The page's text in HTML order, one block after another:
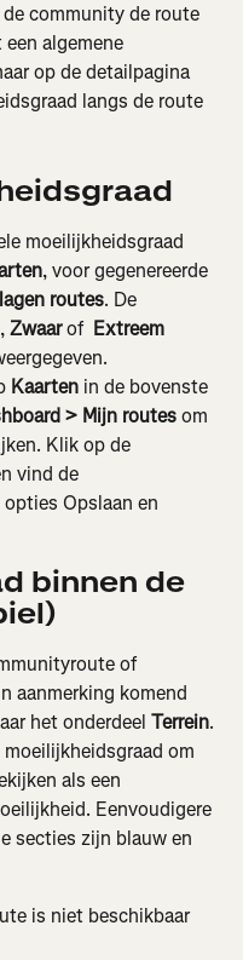
community de route
algemene
op de detailpagina
langs de route
moeilijkheidsgraad
, voor gegenereerde
routes. De
, Zwaar of Extreem
Kaarten in de bovenste
> Mijn routes om
Klik op de
vind de
Opslaan en
binnen de
of
aanmerking komend
het onderdeel Terrein.
om
als een
Eenvoudigere
secties zijn blauw en
is niet beschikbaar